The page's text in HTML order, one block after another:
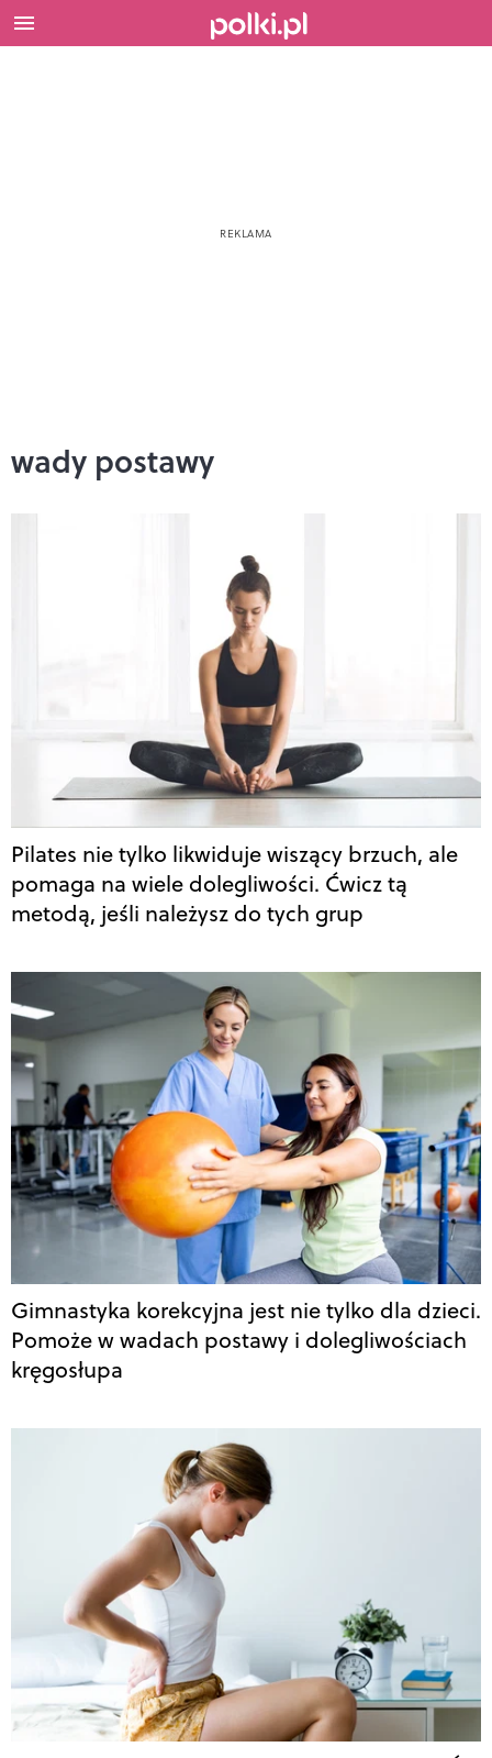
wady postawy
Pilates nie tylko likwiduje wiszący brzuch, ale
pomaga na wiele dolegliwości. Ćwicz tą
metodą, jeśli należysz do tych grup
Gimnastyka korekcyjna jest nie tylko dla dzieci.
Pomoże w wadach postawy i dolegliwościach
kręgosłupa